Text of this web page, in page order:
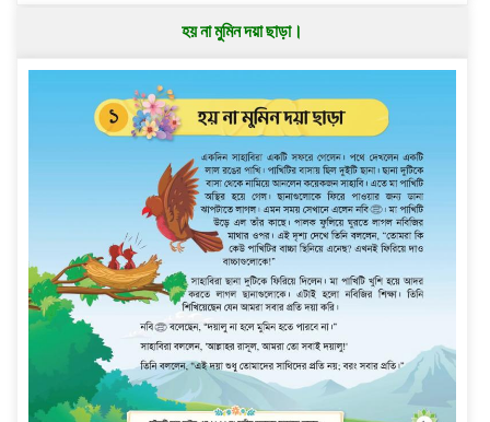
হয় না মুমিন দয়া ছাড়া।